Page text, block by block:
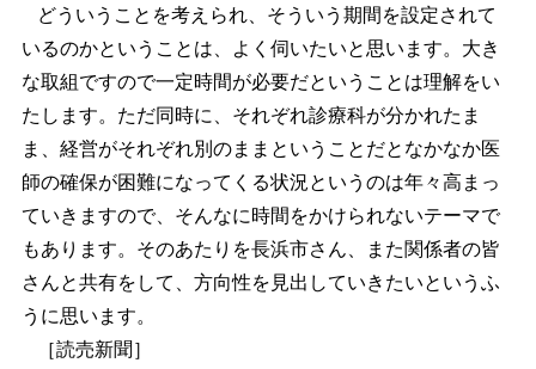
どういうことを考えられ、そういう期間を設定されて
いるのかということは、よく伺いたいと思います。大き
な取組ですので一定時間が必要だということは理解をい
たします。ただ同時に、それぞれ診療科が分かれたま
ま、経営がそれぞれ別のままということだとなかなか医
師の確保が困難になってくる状況というのは年々高まっ
ていきますので、そんなに時間をかけられないテーマで
もあります。そのあたりを長浜市さん、また関係者の皆
さんと共有をして、方向性を見出していきたいというふ
うに思います。
［読売新聞］